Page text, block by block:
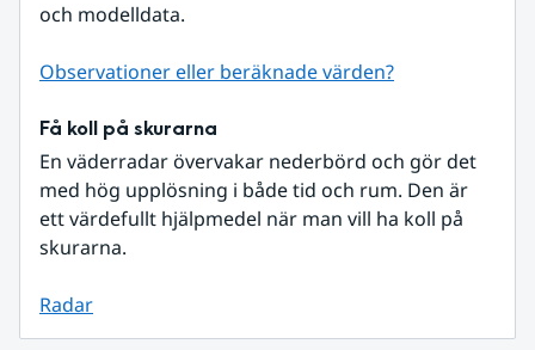
och modelldata.
Observationer eller beräknade värden?
Få koll på skurarna
En väderradar övervakar nederbörd och gör det
med hög upplösning i både tid och rum. Den är
ett värdefullt hjälpmedel när man vill ha koll på
skurarna.
Radar